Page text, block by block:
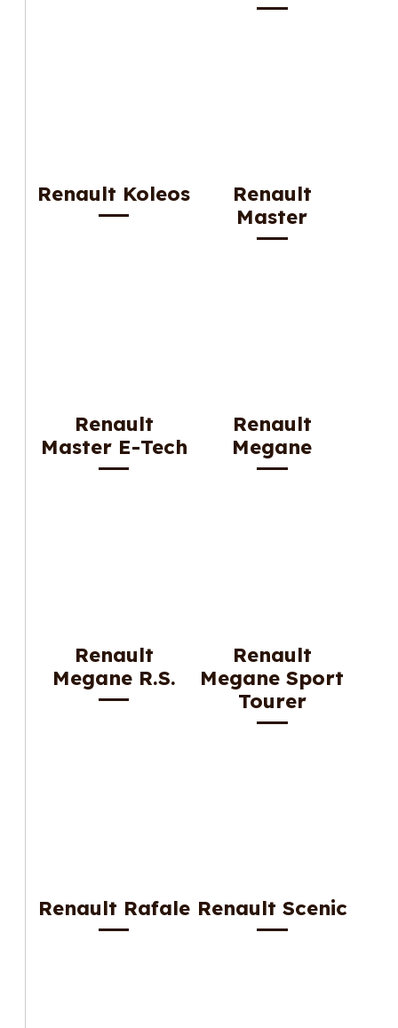
Renault Koleos
Renault
Master
Renault
Master E-Tech
Renault
Megane
Renault
Megane R.S.
Renault
Megane Sport
Tourer
Renault Rafale Renault Scenic